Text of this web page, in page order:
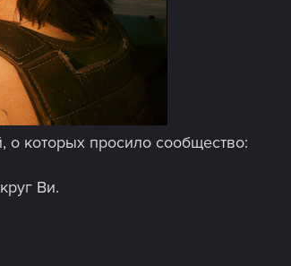
которых просило сообщество:
Ви.